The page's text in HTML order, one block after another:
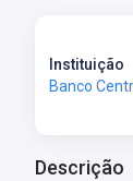
Instituição
Banco
Descrição